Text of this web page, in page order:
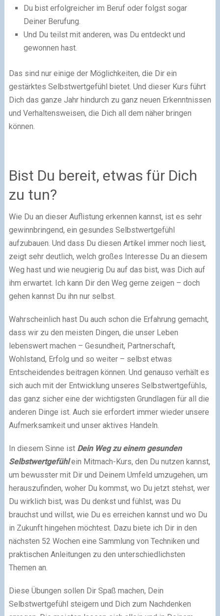
Du bist erfolgreicher im Beruf oder folgst sogar
Deiner Berufung.
Und Du teilst mit anderen, was Du entdeckt und
gewonnen hast.
Das sind nur einige der Möglichkeiten, die Dir ein
gestärktes Selbstwertgefühl bietet. Und dieser Kurs führt
Dich das ganze Jahr hindurch zu ganz neuen Erkenntnissen
und Verhaltensweisen, die Dich all dem näher bringen
können.
Bist Du bereit, etwas für Dich
zu tun?
Wie Du an dieser Auflistung erkennen kannst, ist es sehr
gewinnbringend, ein gesundes Selbstwertgefühl
aufzubauen. Und dass Du diesen Artikel immer noch liest,
zeigt sehr deutlich, welch großes Interesse Du an diesem
Weg hast und wie neugierig Du auf das bist, was Dich auf
ihm erwartet. Ich kann Dir den Weg gerne zeigen – doch
gehen kannst Du ihn nur selbst.
Wahrscheinlich hast Du auch schon die Erfahrung gemacht,
dass wir zu den meisten Dingen, die unser Leben
lebenswert machen – Gesundheit, Partnerschaft,
Wohlstand, Erfolg und so weiter – selbst etwas
Entscheidendes beitragen können. Und genauso verhält es
sich auch mit der Entwicklung unseres Selbstwertgefühls,
das ganz sicher eine der wichtigsten Grundlagen für all die
anderen Dinge ist. Auch sie erfordert immer wieder unsere
Aufmerksamkeit und unser aktives Handeln.
In diesem Sinne ist Dein Weg zu einem gesunden
Selbstwertgefühlein Mitmach-Kurs, den Du nutzen kannst,
um bewusster mit Dir und Deinem Umfeld umzugehen, um
herauszufinden, woher Du kommst, wo Du jetzt stehst, wer
Du wirklich bist, was Du denkst und fühlst, was Du
brauchst und willst, wie Du es erreichen kannst und wo Du
in Zukunft hingehen möchtest. Dazu biete ich Dir in den
nächsten 52 Wochen eine Sammlung von Techniken und
praktischen Anleitungen zu den unterschiedlichsten
Themen an.
Diese Übungen sollen Dir Spaß machen, Dein
Selbstwertgefühl steigern und Dich zum Nachdenken